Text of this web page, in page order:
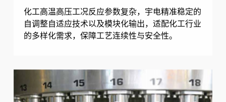
化工高温高压工况反应参数复杂，宇电精准稳定的
自调整自适应技术以及模块化输出，适配化工行业
的多样化需求，保障工艺连续性与安全性。